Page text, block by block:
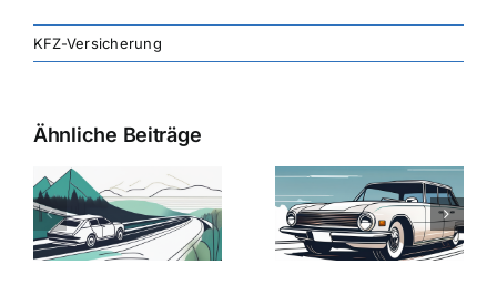
KFZ-Versicherung
Ähnliche Beiträge
Versicherung:
Günstige Kfz-
Versicherungstarife
mit Top-
Kfz-
Die besten
Angebote im